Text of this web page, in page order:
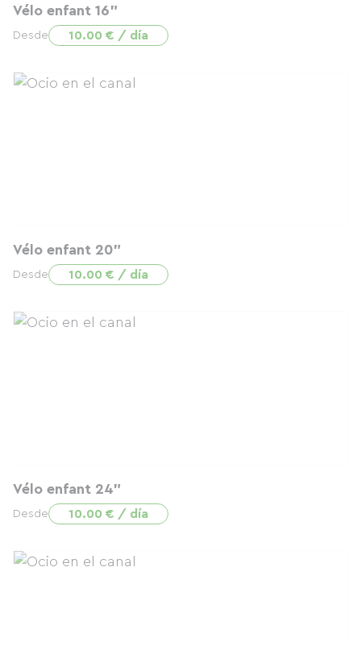
Vélo enfant 16"
Desde 10.00 € / día
Vélo enfant 20"
Desde 10.00 € / día
Vélo enfant 24"
Desde 10.00 € / día